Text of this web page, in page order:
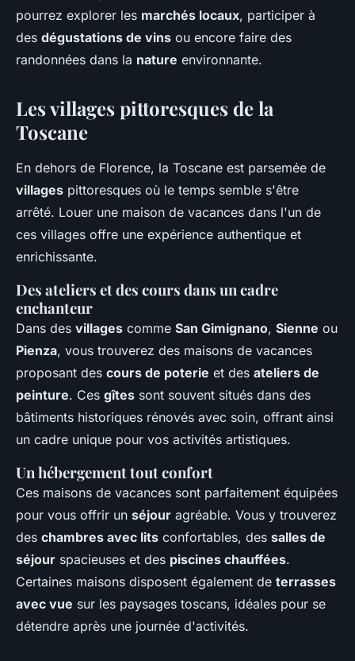
pourrez explorer les marchés locaux, participer à
des dégustations de vins ou encore faire des
randonnées dans la nature environnante.
Les villages pittoresques de la
Toscane
En dehors de Florence, la Toscane est parsemée de
villages pittoresques où le temps semble s'être
arrêté. Louer une maison de vacances dans l'un de
ces villages offre une expérience authentique et
enrichissante.
Des ateliers et des cours dans un cadre
enchanteur
Dans des villages comme San Gimignano, Sienne ou
Pienza, vous trouverez des maisons de vacances
proposant des cours de poterie et des ateliers de
peinture. Ces gîtes sont souvent situés dans des
bâtiments historiques rénovés avec soin, offrant ainsi
un cadre unique pour vos activités artistiques.
Un hébergement tout confort
Ces maisons de vacances sont parfaitement équipées
pour vous offrir un séjour agréable. Vous y trouverez
des chambres avec lits confortables, des salles de
séjour spacieuses et des piscines chauffées.
Certaines maisons disposent également de terrasses
avec vue sur les paysages toscans, idéales pour se
détendre après une journée d'activités.